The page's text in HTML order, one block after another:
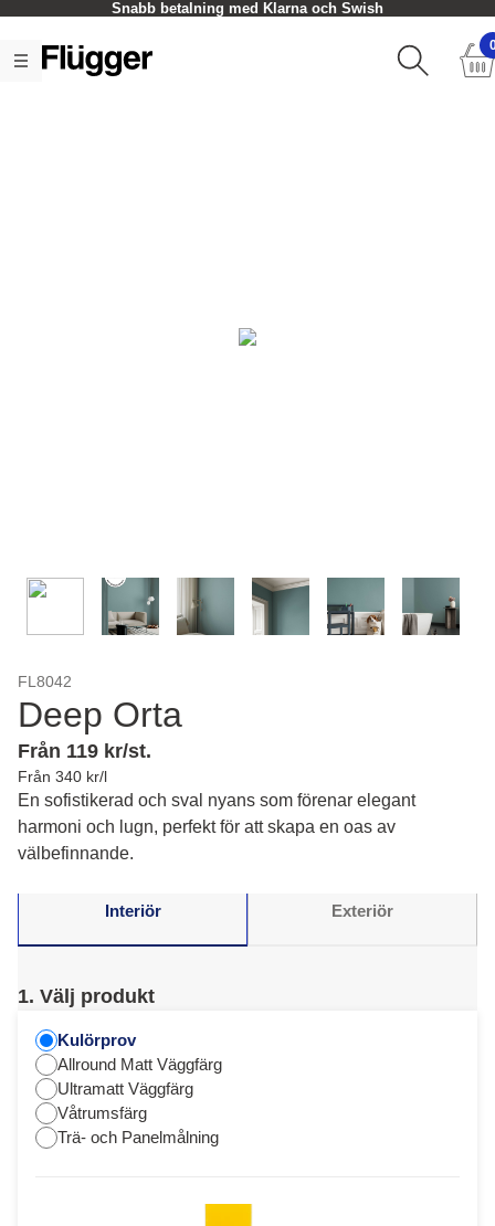
Snabb betalning med Klarna och Swish
FL8042
Deep Orta
Från 119 kr/st.
Från 340 kr/l
En sofistikerad och sval nyans som förenar elegant
harmoni och lugn, perfekt för att skapa en oas av
välbefinnande.
Interiör Exteriör
1. Välj produkt
Kulörprov
Allround Matt Väggfärg
Ultramatt Väggfärg
Våtrumsfärg
Trä- och Panelmålning